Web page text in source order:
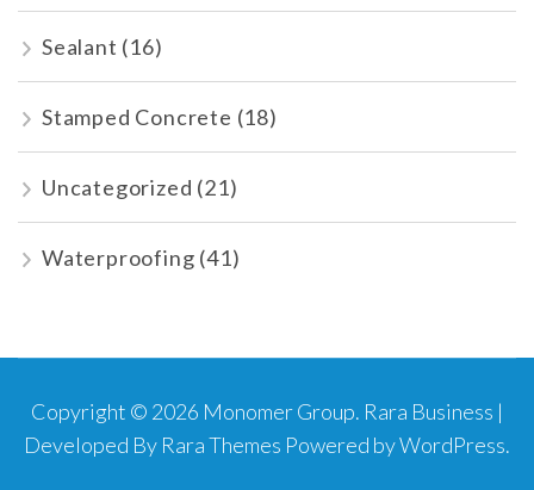
Sealant (16)
Stamped Concrete (18)
Uncategorized (21)
Waterproofing (41)
Copyright © 2026 Monomer Group. Rara Business |
Developed By Rara Themes Powered byWordPress.